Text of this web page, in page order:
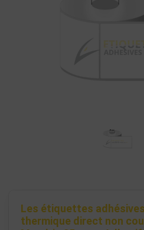
Les étiquettes
thermique direct non